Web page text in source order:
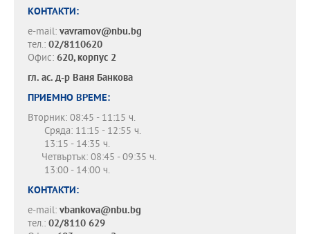
КОНТАКТИ:
e-mail: vavramov@nbu.bg
тел.: 02/8110620
Офис: 620, корпус 2
гл. ас. д-р Ваня Банкова
ПРИЕМНО ВРЕМЕ:
Вторник: 08:45 - 11:15 ч.
Сряда: 11:15 - 12:55 ч.
13:15 - 14:35 ч.
Четвъртък: 08:45 - 09:35 ч.
13:00 - 14:00 ч.
КОНТАКТИ:
e-mail: vbankova@nbu.bg
тел.: 02/8110 629